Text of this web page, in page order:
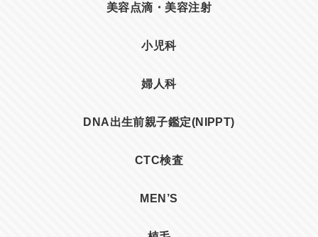
美容点滴・美容注射
小児科
婦人科
DNA出生前親子鑑定(NIPPT)
CTC検査
MEN’S